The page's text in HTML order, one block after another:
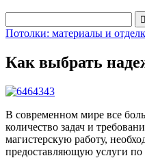
Потолки: материалы и
Как выбрать
В современном мире все
количество задач и
магистерскую работу,
предоставляющую услуги по